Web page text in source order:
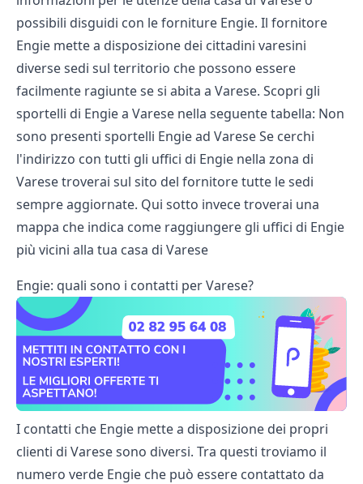
possibili disguidi con le forniture Engie. Il fornitore
Engie mette a disposizione dei cittadini varesini
diverse sedi sul territorio che possono essere
facilmente ragiunte se si abita a Varese. Scopri gli
sportelli di Engie a Varese nella seguente tabella: Non
sono presenti sportelli Engie ad Varese Se cerchi
l'indirizzo con tutti gli uffici di Engie nella zona di
Varese troverai sul sito del fornitore tutte le sedi
sempre aggiornate. Qui sotto invece troverai una
mappa che indica come raggiungere gli uffici di Engie
più vicini alla tua casa di Varese
Engie: quali sono i contatti per Varese?
I contatti che Engie mette a disposizione dei propri
clienti di Varese sono diversi. Tra questi troviamo il
numero verde Engie che può essere contattato da